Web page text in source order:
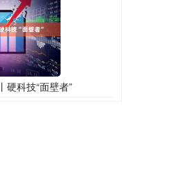
硬科技“面壁者”